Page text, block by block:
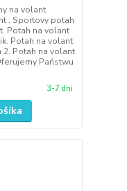
na volant
. Sportovy potah
Potah na volant
Potah na volant
2. Potah na volant
Państwu
3-7 dni